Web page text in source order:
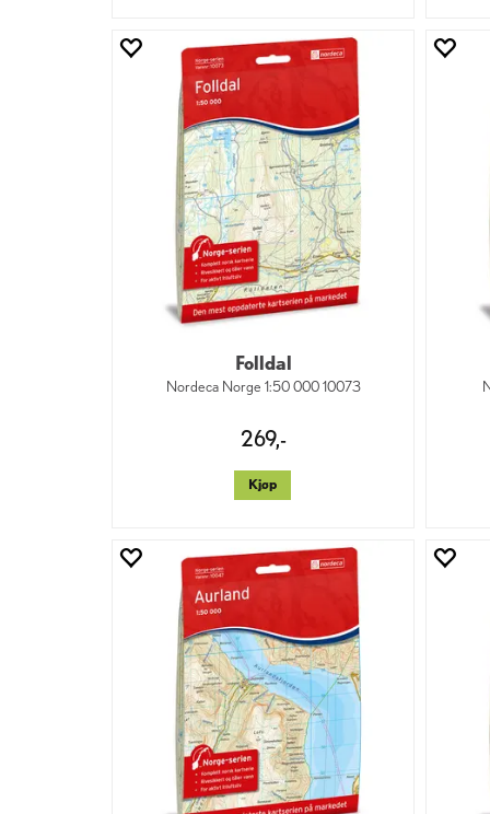
Folldal
Nordeca Norge 1:50 000 10073
269,-
Kjøp